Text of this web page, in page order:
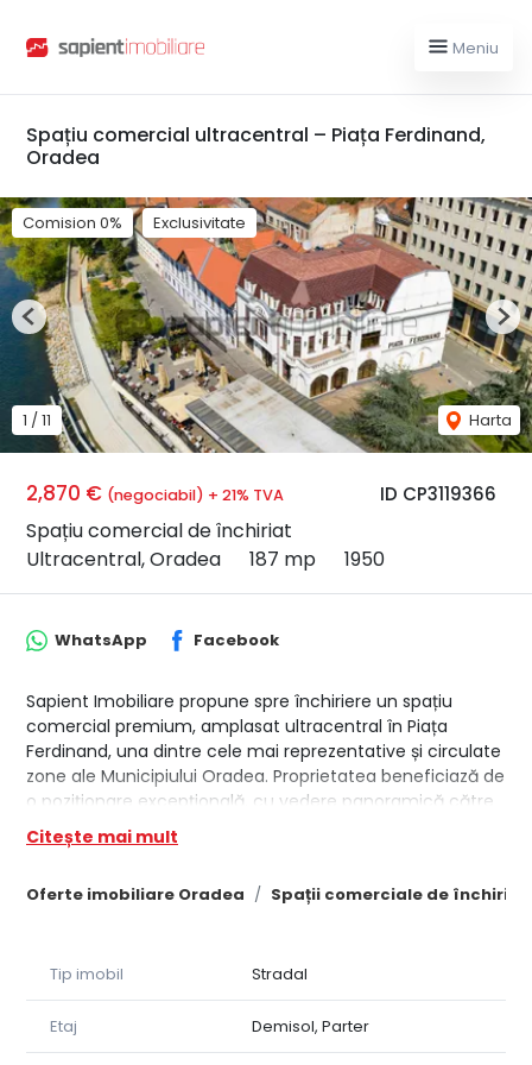
Meniu
Spațiu comercial ultracentral – Piața Ferdinand,
Oradea
ID CP3119366
2,870 € (negociabil) + 21% TVA
Spațiu comercial de închiriat
Ultracentral, Oradea
187 mp 1950
Comision 0% Exclusivitate
1 /11 Harta
Previous
Oferte imobiliare Oradea Spații comerciale de închiriat
WhatsApp Facebook
Sapient Imobiliare propune spre închiriere un spațiu
comercial premium, amplasat ultracentral în Piața
Ferdinand, una dintre cele mai reprezentative și circulate
zone ale Municipiului Oradea. Proprietatea beneficiază de
o poziționare excepțională, cu vedere panoramică către
Primăria Oradea și râul Crișul Repede, într-un cadru urban
complet modernizat și intens frecventat atât de
emblematică, trafic pietonal ridicat și proximitate față de
principalele puncte de interes ale Mun. Oradea, precum
Teatrul Regina Maria, Pasajul Vulturul Negru, Piața Unirii,
Citește mai mult
Tip imobil Stradal
Etaj Demisol, Parter